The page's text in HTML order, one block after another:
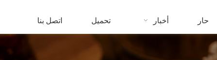
حار أخبار تحميل اتصل بنا